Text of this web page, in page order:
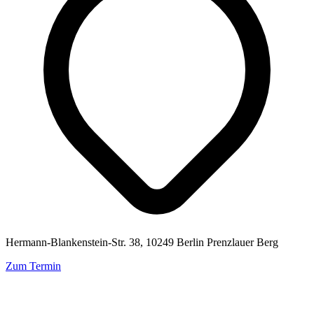
Hermann-Blankenstein-Str. 38, 10249 Berlin Prenzlauer Berg
Zum Termin